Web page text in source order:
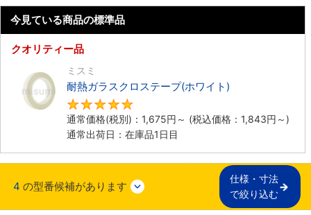
今見ている商品の標準品
クオリティー品
ミスミ
耐熱ガラスクロステープ(ホワイト)
通常価格(税別)： 1,675円 ～ (税込価格： 1,843円 ～)
通常出荷日：在庫品1日目
4 の型番候補があります
仕様・寸法
で絞り込む